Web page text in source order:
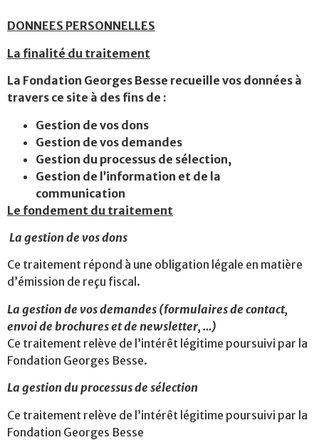
DONNEES PERSONNELLES
La finalité du traitement
La Fondation Georges Besse recueille vos données à
travers ce site à des fins de :
Gestion de vos dons
Gestion de vos demandes
Gestion du processus de sélection,
Gestion de l’information et de la
communication
Le fondement du traitement
La gestion de vos dons
Ce traitement répond à une obligation légale en matière
d’émission de reçu fiscal.
La gestion de vos demandes (formulaires de contact,
envoi de brochures et de newsletter, …)
Ce traitement relève de l’intérêt légitime poursuivi par la
Fondation Georges Besse.
La gestion du processus de sélection
Ce traitement relève de l’intérêt légitime poursuivi par la
Fondation Georges Besse